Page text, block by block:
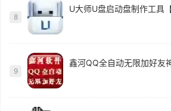
8
9